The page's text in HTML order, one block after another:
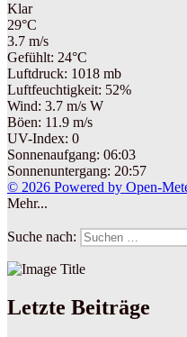
Klar
29°C
3.7 m/s
Gefühlt: 24°C
Luftdruck: 1018 mb
Luftfeuchtigkeit: 52%
Wind: 3.7 m/s W
Böen: 11.9 m/s
UV-Index: 0
Sonnenaufgang: 06:03
Sonnenuntergang: 20:57
© 2026 Powered by Open-
Mehr...
Suche nach:
Letzte Beiträge